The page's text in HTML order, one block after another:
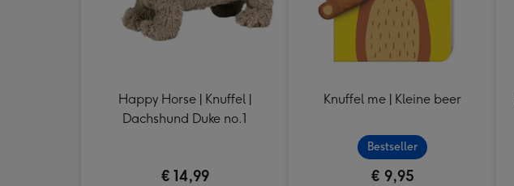
Happy Horse | Knuffel |
Dachshund Duke no.1
€ 14,99
Knuffel me | Kleine beer
Bestseller
€ 9,95